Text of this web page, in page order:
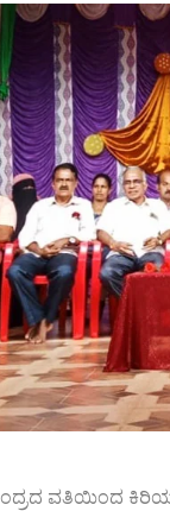
ವತಿಯಿಂದ ಕಿರಿಯ